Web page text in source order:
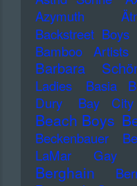
Azymuth
Backstreet Boys
Bamboo Artists
Barbara
Ladies
Basia
Dury
Bay
Beach Boys
Beckenbauer
LaMar Gay
Berghain